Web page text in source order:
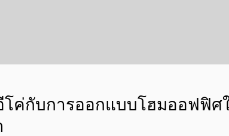
ค่กับการออกแบบโฮมออฟฟิศ